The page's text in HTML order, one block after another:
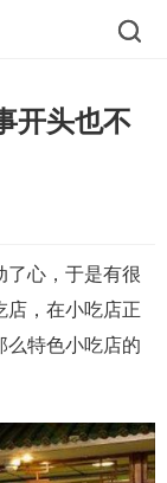
开头也不
了心，于是有很
店，在小吃店正
么特色小吃店的